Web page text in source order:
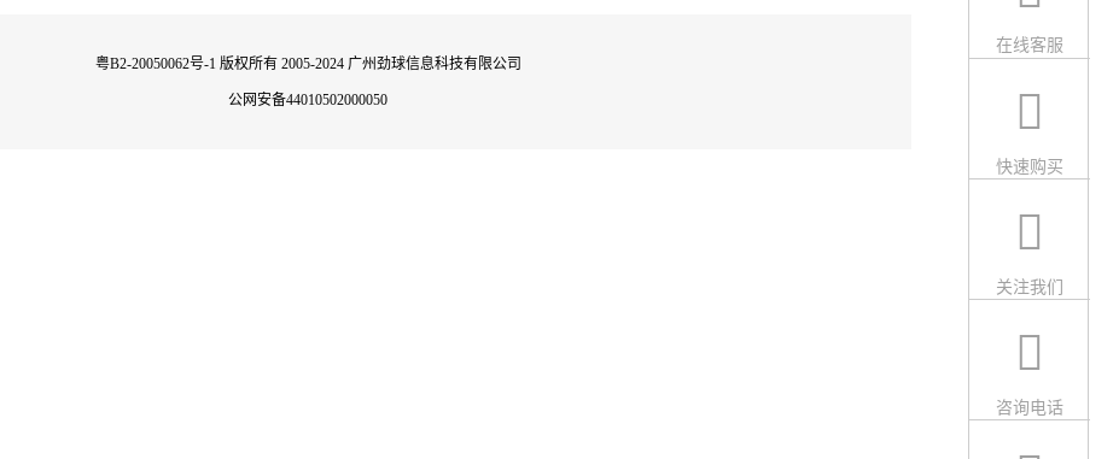
粤B2-20050062号-1版权所有 2005-2024 广州劲球信息科技有限公司
公网安备44010502000050
在线客服
快速购买
关注我们
咨询电话